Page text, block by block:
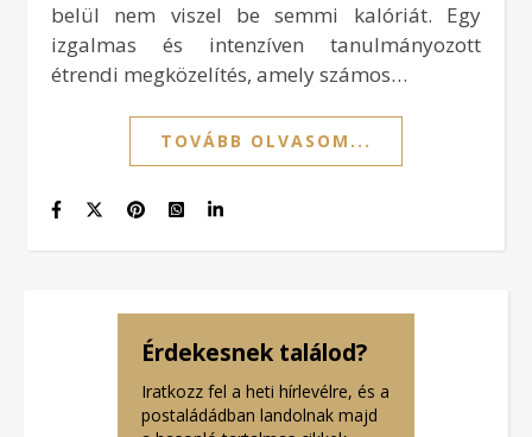
belül nem viszel be semmi kalóriát. Egy
izgalmas és intenzíven tanulmányozott
étrendi megközelítés, amely számos…
TOVÁBB OLVASOM...
Érdekesnek találod?
Iratkozz fel a heti hírlevélre, és a
postaládádban landolnak majd